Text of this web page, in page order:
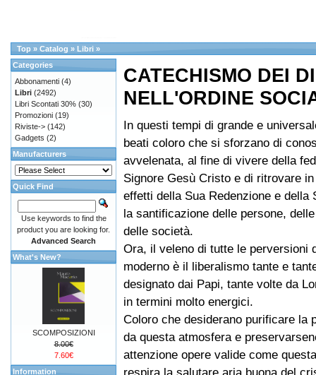
Top » Catalog » Libri »
CATECHISMO DEI
NELL'ORDINE
In questi tempi di grande e
beati coloro che si sforzano di
avvelenata, al fine di vivere della
Signore Gesù Cristo e di ritrovare
effetti della Sua Redenzione e della
la santificazione delle persone,
delle società.
Ora, il veleno di tutte le perversioni
moderno è il liberalismo tante e
designato dai Papi, tante volte da
in termini molto energici.
Coloro che desiderano purificare la
da questa atmosfera e
attenzione opere valide come
Categories
Abbonamenti (4)
Libri (2492)
Libri Scontati 30% (30)
Promozioni (19)
Riviste-> (142)
Gadgets (2)
Manufacturers
Quick Find
Use keywords to find the
product you are looking for.
Advanced Search
What's New?
SCOMPOSIZIONI
8.00€
7.60€
Information